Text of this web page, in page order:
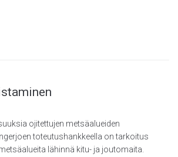
ojitettujen metsäalueiden
toteutushankkeella on tarkoitus
lähinnä kitu- ja joutomaita.